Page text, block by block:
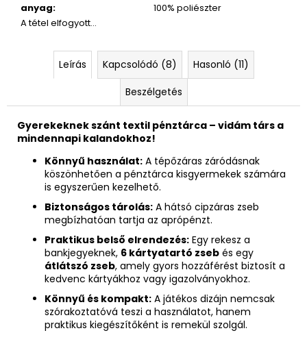
anyag:
100% poliészter
A tétel elfogyott…
Leírás Kapcsolódó (8)
Hasonló (11)
Beszélgetés
Gyerekeknek szánt textil pénztárca – vidám társ a
mindennapi kalandokhoz!
Könnyű használat: A tépőzáras záródásnak
köszönhetően a pénztárca kisgyermekek számára
is egyszerűen kezelhető.
Biztonságos tárolás: A hátsó cipzáras zseb
megbízhatóan tartja az aprópénzt.
Praktikus belső elrendezés: Egy rekesz a
bankjegyeknek, 6 kártyatartó zseb és egy
átlátszó zseb, amely gyors hozzáférést biztosít a
kedvenc kártyákhoz vagy igazolványokhoz.
Könnyű és kompakt: A játékos dizájn nemcsak
szórakoztatóvá teszi a használatot, hanem
praktikus kiegészítőként is remekül szolgál.